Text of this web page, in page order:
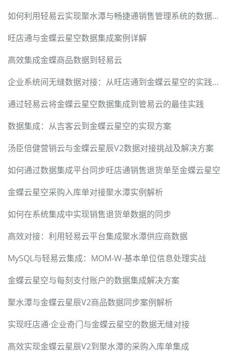
如何利用轻易云实现聚水潭与畅捷通销售管理系统的数据对接
旺店通与金蝶云星空数据集成案例详解
高效集成金蝶商品数据到轻易云
企业系统间无缝数据对接：从旺店通到金蝶云星空的实践案例
通过轻易云将金蝶云星空数据集成到管易云的最佳实践
数据集成：从吉客云到金蝶云星空的实现方案
汤臣倍健营销云与金蝶云星辰V2数据对接挑战及解决方案
如何通过数据集成平台同步旺店通销售退货单至金蝶云星空
金蝶云星空采购入库单对接聚水潭实例解析
如何在系统集成中实现销售退货单数据的同步
高效对接：利用轻易云平台集成聚水潭供应商数据
MySQL与轻易云集成：MOM-W-基本单位信息处理实战
金蝶云星空与每刻支付账户的数据集成解决方案
聚水潭与金蝶云星辰V2商品数据同步案例解析
实现旺店通·企业奇门与金蝶云星空的数据无缝对接
高效实现金蝶云星辰V2到聚水潭的采购入库单集成